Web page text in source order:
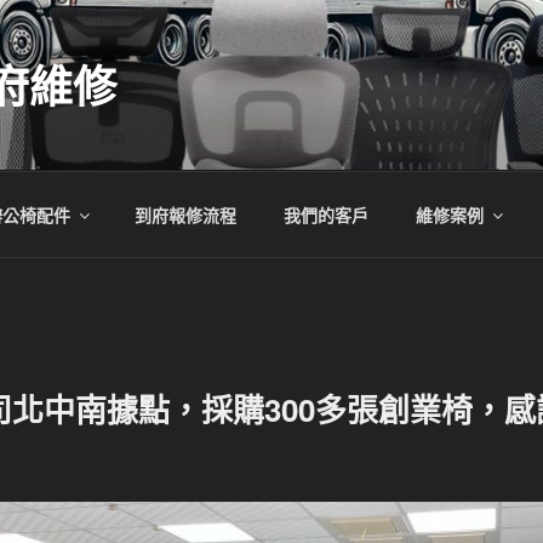
維修
椅配件 到府報修流程 我們的客戶 維修案例
中南據點，採購300多張創業椅，